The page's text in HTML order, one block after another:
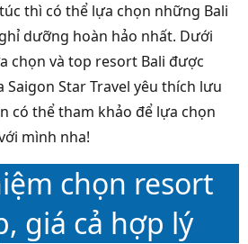
thì có thể lựa chọn những Bali
dưỡng hoàn hảo nhất. Dưới
chọn và top resort Bali được
Saigon Star Travel yêu thích lưu
có thể tham khảo để lựa chọn
mình nha!
chọn resort
giá cả hợp lý